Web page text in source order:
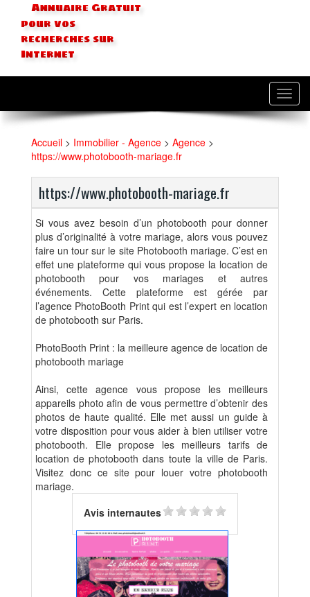
Annuaire Gratuit
pour vos
recherches sur
Internet
Accueil > Immobilier - Agence > Agence >
https://www.photobooth-mariage.fr
https://www.photobooth-mariage.fr
Si vous avez besoin d’un photobooth pour donner
plus d’originalité à votre mariage, alors vous pouvez
faire un tour sur le site Photobooth mariage. C’est en
effet une plateforme qui vous propose la location de
photobooth pour vos mariages et autres
événements. Cette plateforme est gérée par
l’agence PhotoBooth Print qui est l’expert en location
de photobooth sur Paris.
PhotoBooth Print : la meilleure agence de location de
photobooth mariage
Ainsi, cette agence vous propose les meilleurs
appareils photo afin de vous permettre d’obtenir des
photos de haute qualité. Elle met aussi un guide à
votre disposition pour vous aider à bien utiliser votre
photobooth. Elle propose les meilleurs tarifs de
location de photobooth dans toute la ville de Paris.
Visitez donc ce site pour louer votre photobooth
mariage.
Avis internautes